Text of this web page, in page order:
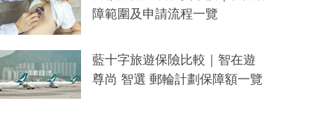
障範圍及申請流程一覽
藍十字旅遊保險比較｜智在遊
尊尚 智選 郵輪計劃保障額一覽